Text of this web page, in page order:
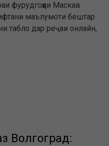
фурудгоҳҳои Маскав
маълумоти бештар
табло дар реҷаи онлайн,
Волгоград: